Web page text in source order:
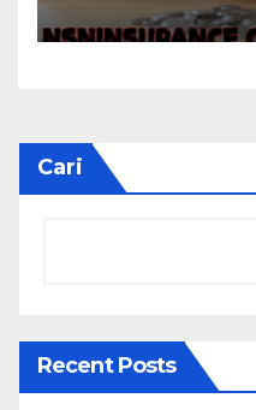
Cari
Recent Posts